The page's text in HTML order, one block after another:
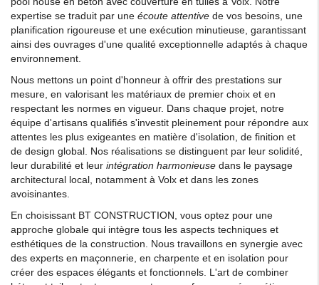
expertise se traduit par une écoute attentive de vos besoins, une
planification rigoureuse et une exécution minutieuse, garantissant
ainsi des ouvrages d'une qualité exceptionnelle adaptés à chaque
environnement.
Nous mettons un point d'honneur à offrir des prestations sur
mesure, en valorisant les matériaux de premier choix et en
respectant les normes en vigueur. Dans chaque projet, notre
équipe d'artisans qualifiés s'investit pleinement pour répondre aux
attentes les plus exigeantes en matière d'isolation, de finition et
de design global. Nos réalisations se distinguent par leur solidité,
leur durabilité et leur intégration harmonieuse dans le paysage
architectural local, notamment à Volx et dans les zones
avoisinantes.
En choisissant BT CONSTRUCTION, vous optez pour une
approche globale qui intègre tous les aspects techniques et
esthétiques de la construction. Nous travaillons en synergie avec
des experts en maçonnerie, en charpente et en isolation pour
créer des espaces élégants et fonctionnels. L'art de combiner